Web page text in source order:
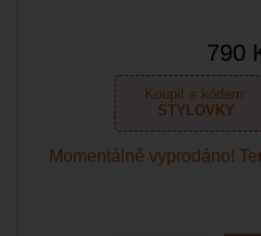
790
Koupit s kódem:
STYLOVKY
Momentálně vyprodáno!